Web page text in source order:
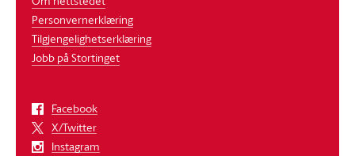
Personvernerklæring
Tilgjengelighetserklæring
Jobb på Stortinget
Facebook
X/Twitter
Instagram